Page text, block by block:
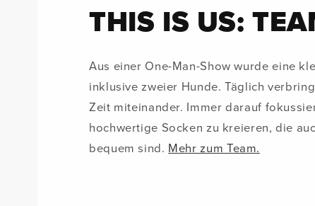
THIS IS US:
Aus einer One-Man-Show wurde eine
inklusive zweier Hunde. Täglich
Zeit miteinander. Immer darauf
hochwertige Socken zu kreieren, die
bequem sind. Mehr zum Team.